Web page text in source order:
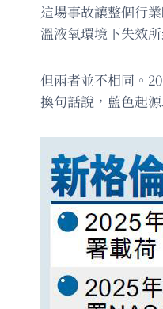
這場事故讓整個行
溫液氧環境下失效所
但兩者並不相同。
換句話說，藍色起